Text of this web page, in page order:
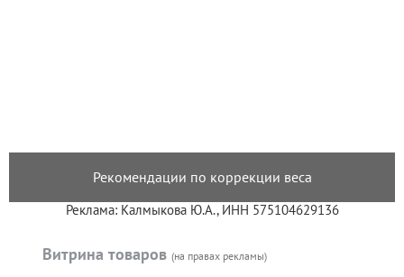
Рекомендации по коррекции веса
Реклама: Калмыкова Ю.А., ИНН 575104629136
Витрина товаров (на правах рекламы)